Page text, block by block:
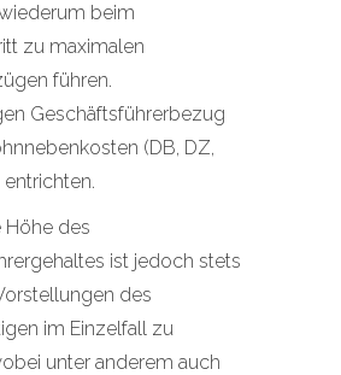
beim
zu maximalen
führen.
Geschäftsführerbezug
(DB, DZ,
Höhe des
ist jedoch stets
des
im Einzelfall zu
unter anderem auch